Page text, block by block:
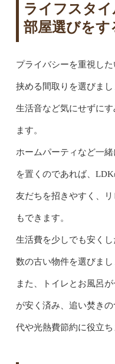
ライフスタ
部屋選びをす
プライバシーを重視し
挟める間取りを選びまし
生活音など気にせずに
ます。
ホームパーティなど一
を置くのであれば、
友だちを招きやすく、
もできます。
生活費を少しでも安く
数の古い物件を選びまし
また、トイレとお風呂
が安く済み、追い焚き
代や光熱費節約に役立ち